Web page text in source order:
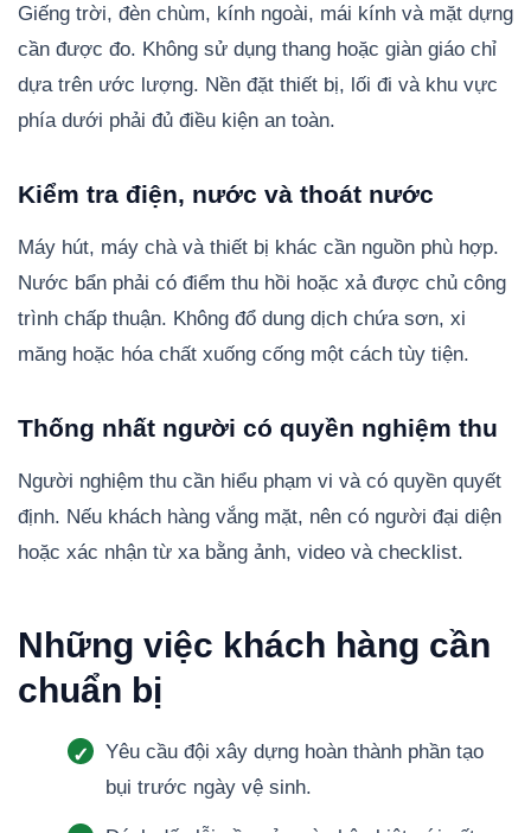
Giếng trời, đèn chùm, kính ngoài, mái kính và mặt dựng
cần được đo. Không sử dụng thang hoặc giàn giáo chỉ
dựa trên ước lượng. Nền đặt thiết bị, lối đi và khu vực
phía dưới phải đủ điều kiện an toàn.
Kiểm tra điện, nước và thoát nước
Máy hút, máy chà và thiết bị khác cần nguồn phù hợp.
Nước bẩn phải có điểm thu hồi hoặc xả được chủ công
trình chấp thuận. Không đổ dung dịch chứa sơn, xi
măng hoặc hóa chất xuống cống một cách tùy tiện.
Thống nhất người có quyền nghiệm thu
Người nghiệm thu cần hiểu phạm vi và có quyền quyết
định. Nếu khách hàng vắng mặt, nên có người đại diện
hoặc xác nhận từ xa bằng ảnh, video và checklist.
Những việc khách hàng cần
chuẩn bị
Yêu cầu đội xây dựng hoàn thành phần tạo
bụi trước ngày vệ sinh.